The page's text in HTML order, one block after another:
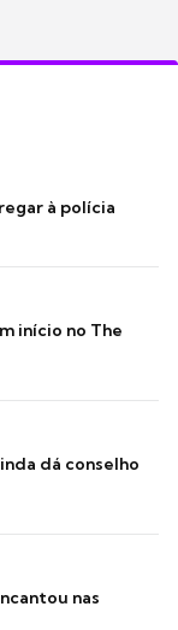
à polícia
início no The
dá conselho
nas